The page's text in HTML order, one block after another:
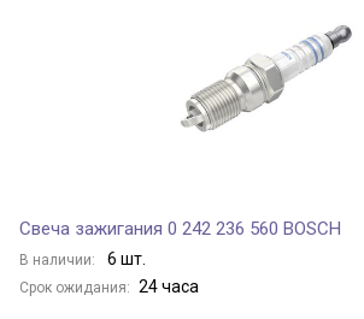
Свеча зажигания 0 242 236 560 BOSCH
В наличии: 6 шт.
Срок ожидания: 24 часа